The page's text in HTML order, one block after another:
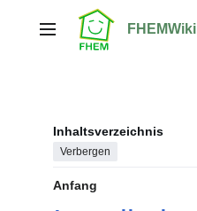
springenHauptmenü FHEMWiki
Inhaltsverzeichnis
Verbergen
Anfang